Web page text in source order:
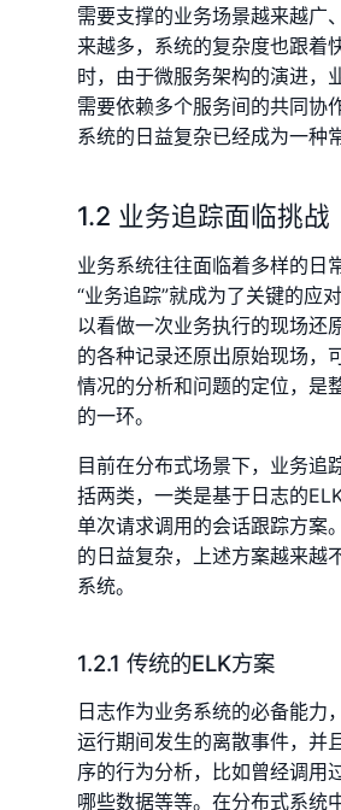
需要支撑的业务场景越来越广
来越多，系统的复杂度也跟着
时，由于微服务架构的演进，
需要依赖多个服务间的共同协
系统的日益复杂已经成为一种
1.2 业务追踪面临挑战
业务系统往往面临着多样的日
“业务追踪”就成为了关键的应
以看做一次业务执行的现场还
的各种记录还原出原始现场，
情况的分析和问题的定位，是
的一环。
目前在分布式场景下，业务追
括两类，一类是基于日志的
单次请求调用的会话跟踪方案
的日益复杂，上述方案越来越
系统。
1.2.1 传统的ELK方案
日志作为业务系统的必备能力
运行期间发生的离散事件，并
序的行为分析，比如曾经调用
哪些数据等等。在分布式系统